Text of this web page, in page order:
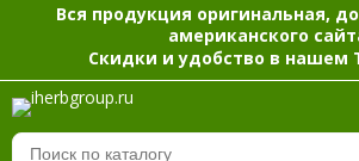
Вся продукция оригинальная,
американского
Скидки и удобство в нашем